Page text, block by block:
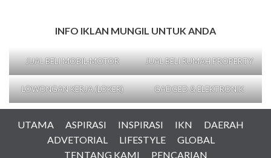
INFO IKLAN MUNGIL UNTUK ANDA
JUAL BELI MOBIL-MOTOR JUAL BELI RUMAH PROPERTY
LOWONGAN KERJA (LOKER) GADGED & ELEKTRONIK
UTAMA ASPIRASI INSPIRASI IKN
DAERAH
ADVETORIAL
LIFESTYLE
GLOBAL
TENTANG KAMI
PENCARIAN